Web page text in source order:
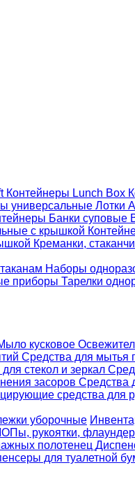
Контейнеры Lunch Box
универсальные Лотки
Банки суповые
с крышкой
Креманки,
Наборы
приборы Тарелки
кусковое
Средства для мытья
стекол и зеркал
засоров Средства
средства для
уборочные
рукоятки,
полотенец
для туалетной